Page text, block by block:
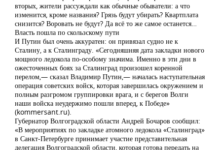
вторых, жители рассуждали как обычные обыватели: а что
изменится, кроме названия? Грязь будут убирать? Квартплата
снизится? Воровать не будут? Да всё то же самое останется…
Власть пошла по скользскому пути
И Путин был очень аккуратен: он привязал судно не к
Сталину, а к Сталинграду. «Сегодняшняя дата закладки нового
мощного ледокола по-особому значима. Именно в эти дни в
ожесточенных боях за Сталинград произошел коренной
перелом,— сказал Владимир Путин,— началась наступательная
операция советских войск, которая завершилась окружением и
полным разгромом группировки врага, и с берегов Волги
наши войска неудержимо пошли вперед, к Победе»
(kommersant.ru).
Губернатор Волгоградской области Андрей Бочаров сообщил:
«В мероприятиях по закладке атомного ледокола «Сталинград»
в Санкт-Петербурге принимает участие представительная
делегация Волгоградской области, которая готова передать на